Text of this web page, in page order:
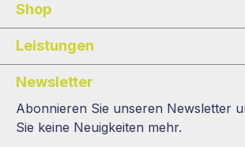
Shop
Leistungen
Newsletter
Abonnieren Sie unseren Newsletter
Sie keine Neuigkeiten mehr.